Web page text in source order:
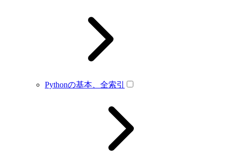
Pythonの基本、全索引